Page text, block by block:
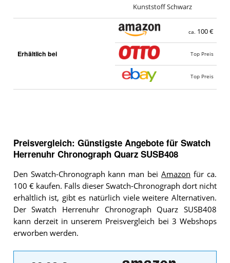
Kunststoff Schwarz
Erhältlich bei
ca. 100 €
Top Preis
Top Preis
Preisvergleich: Günstigste Angebote für Swatch
Herrenuhr Chronograph Quarz SUSB408
Den Swatch-Chronograph kann man beiAmazon für ca.
100 € kaufen. Falls dieser Swatch-Chronograph dort nicht
erhältlich ist, gibt es natürlich viele weitere Alternativen.
Der Swatch Herrenuhr Chronograph Quarz SUSB408
kann derzeit in unserem Preisvergleich bei 3 Webshops
erworben werden.